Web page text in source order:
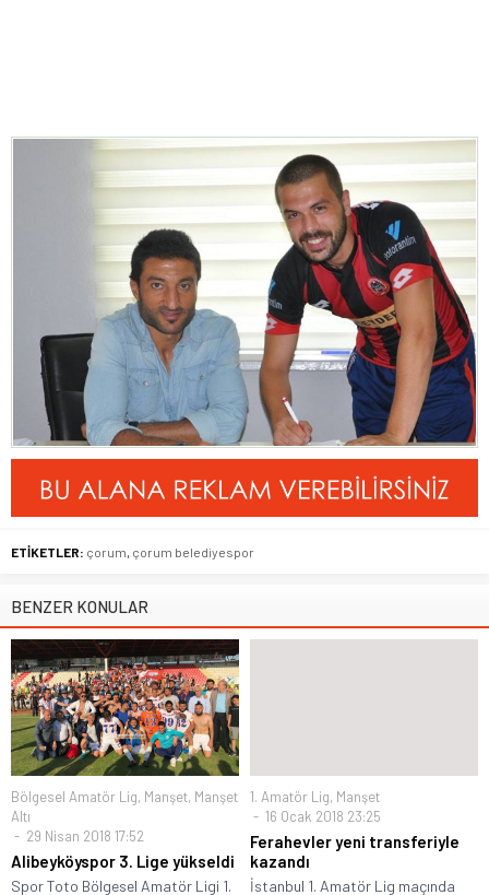
ETİKETLER: çorum çorum belediyespor
BENZER KONULAR
Bölgesel Amatör Lig, Manşet, Manşet
Altı
29 Nisan 2018 17:52
Alibeyköyspor 3. Lige yükseldi
Spor Toto Bölgesel Amatör Ligi 1.
1. Amatör Lig, Manşet
16 Ocak 2018 23:25
Ferahevler yeni transferiyle
kazandı
İstanbul 1. Amatör Lig maçında